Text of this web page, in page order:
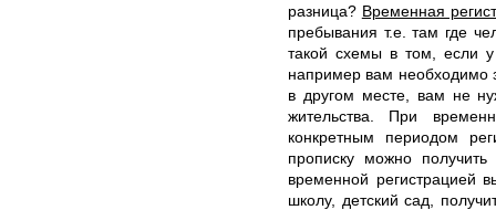
разница? Временная
пребывания т.е. там где
такой схемы в том, если
например вам необходимо
в другом месте, вам не
жительства. При
конкретным периодом
прописку можно
временной регистрацией
школу, детский сад,